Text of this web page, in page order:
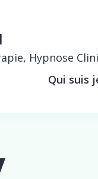
Hypnose
Qui suis